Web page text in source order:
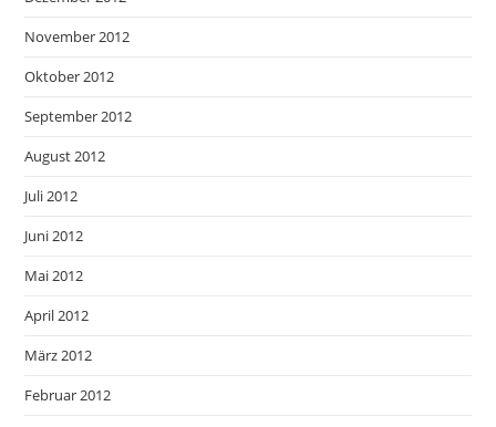
November 2012
Oktober 2012
September 2012
August 2012
Juli 2012
Juni 2012
Mai 2012
April 2012
März 2012
Februar 2012